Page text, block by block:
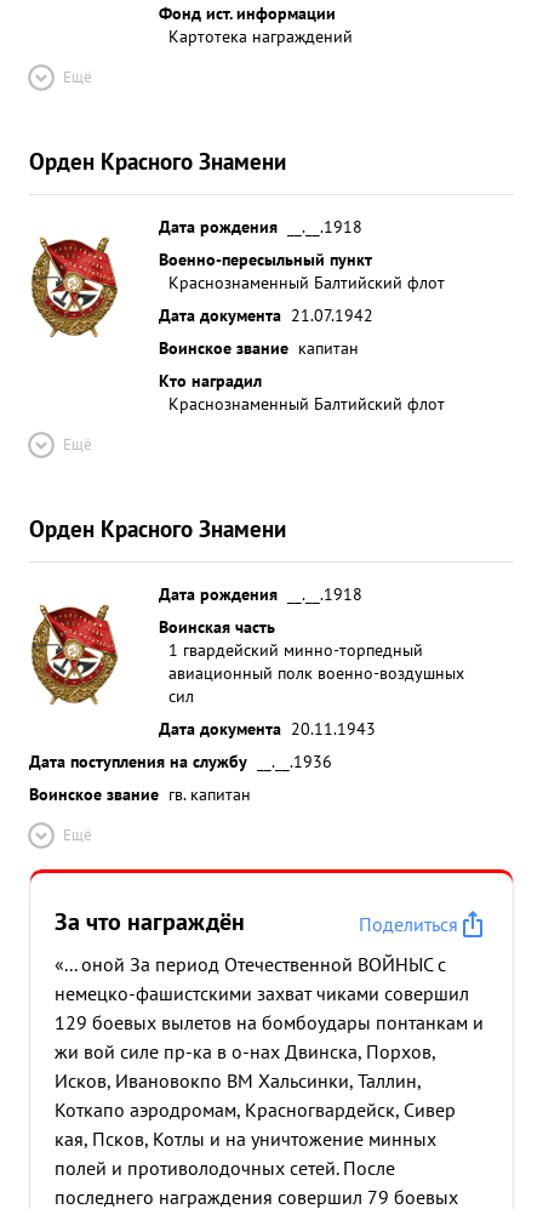
Фонд ист. информации
Картотека награждений
Ещё
Орден Красного Знамени
Дата рождения
__.__.1918
Военно-пересыльный пункт
Краснознаменный Балтийский флот
Дата документа 21.07.1942
Воинское звание капитан
Кто наградил
Краснознаменный Балтийский флот
Ещё
Орден Красного Знамени
Дата рождения
__.__.1918
Воинская часть
1 гвардейский минно-торпедный
авиационный полк военно-воздушных
сил
Дата документа 20.11.1943
Дата поступления на службу
__.__.1936
Воинское звание гв. капитан
Ещё
За что награждён
Поделиться
«... оной За период Отечественной ВОЙНЫС с
немецко-фашистскими захват чиками совершил
129 боевых вылетов на бомбоудары понтанкам и
жи вой силе пр-ка в о-нах Двинска, Порхов,
Исков, Ивановокпо ВМ Хальсинки, Таллин,
Коткапо аэродромам, Красногвардейск, Сивер
кая, Псков, Котлы и на уничтожение минных
полей и противолодочных сетей. После
последнего награждения совершил 79 боевых